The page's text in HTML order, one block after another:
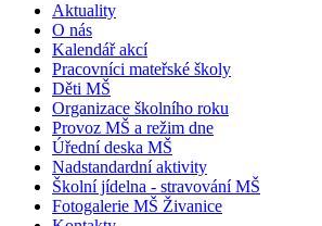
Aktuality
O nás
Kalendář akcí
Pracovníci mateřské školy
Děti MŠ
Organizace školního roku
Provoz MŠ a režim dne
Úřední deska MŠ
Nadstandardní aktivity
Školní jídelna - stravování MŠ
Fotogalerie MŠ Živanice